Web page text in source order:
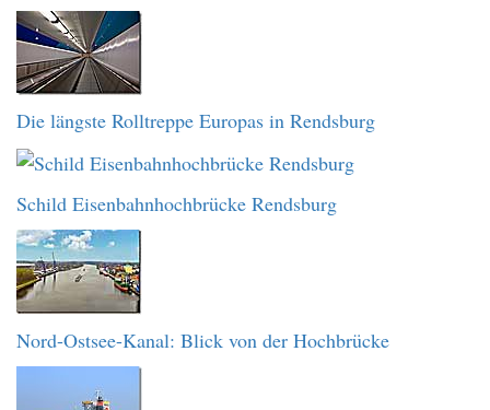
Die längste Rolltreppe Europas in Rendsburg
Schild Eisenbahnhochbrücke Rendsburg
Nord-Ostsee-Kanal: Blick von der Hochbrücke